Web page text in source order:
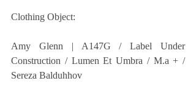
Clothing Object:
Amy Glenn | A147G / Label Under
Construction / Lumen Et Umbra / M.a + /
Sereza Balduhhov